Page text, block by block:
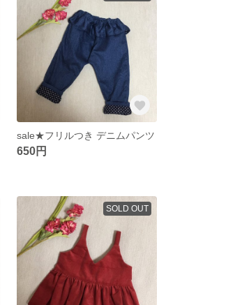
sale★フリルつき デニムパンツ
650円
SOLD OUT